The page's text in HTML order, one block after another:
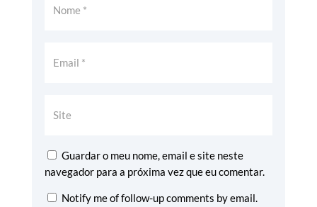
Guardar o meu nome, email e site neste
navegador para a próxima vez que eu comentar.
Notify me of follow-up comments by email.